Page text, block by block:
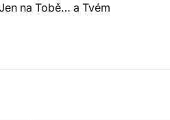
na Tobě… a Tvém